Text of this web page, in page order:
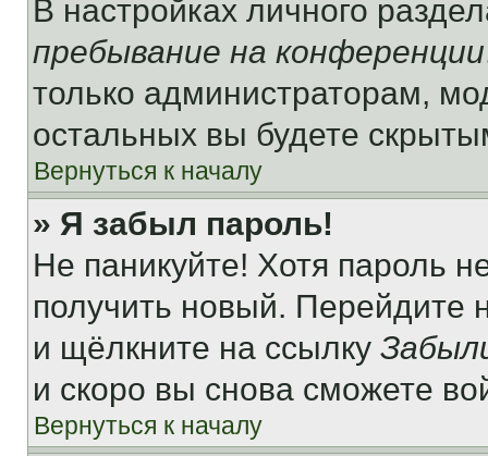
В настройках личного
пребывание на конференции
только администраторам,
остальных вы будете
Вернуться к началу
» Я забыл пароль!
Не паникуйте! Хотя пароль
получить новый. Перейдите
и щёлкните на ссылку
и скоро вы снова сможете
Вернуться к началу